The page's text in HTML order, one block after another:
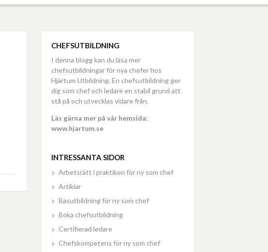
CHEFSUTBILDNING
I denna blogg kan du läsa mer
chefsutbildningar för nya chefer hos
Hjärtum Utbildning. En chefsutbildning ger
dig som chef och ledare en stabil grund att
stå på och utvecklas vidare från.
Läs gärna mer på vår hemsida:
www.hjartum.se
INTRESSANTA SIDOR
Arbetsrätt i praktiken för ny som chef
Artiklar
Basutbildning för ny som chef
Boka chefsutbildning
Certifierad ledare
Chefskompetens för ny som chef